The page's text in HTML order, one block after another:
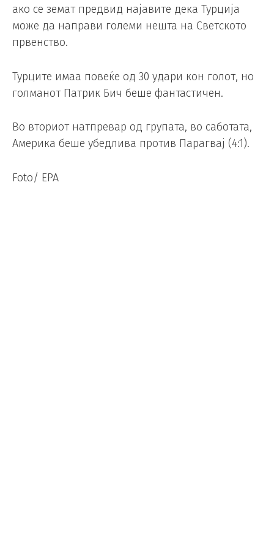
ако се земат предвид најавите дека Турција
може да направи големи нешта на Светското
првенство.
Турците имаа повеќе од 30 удари кон голот, но
голманот Патрик Бич беше фантастичен.
Во вториот натпревар од групата, во саботата,
Америка беше убедлива против Парагвај (4:1).
Foto/ EPA